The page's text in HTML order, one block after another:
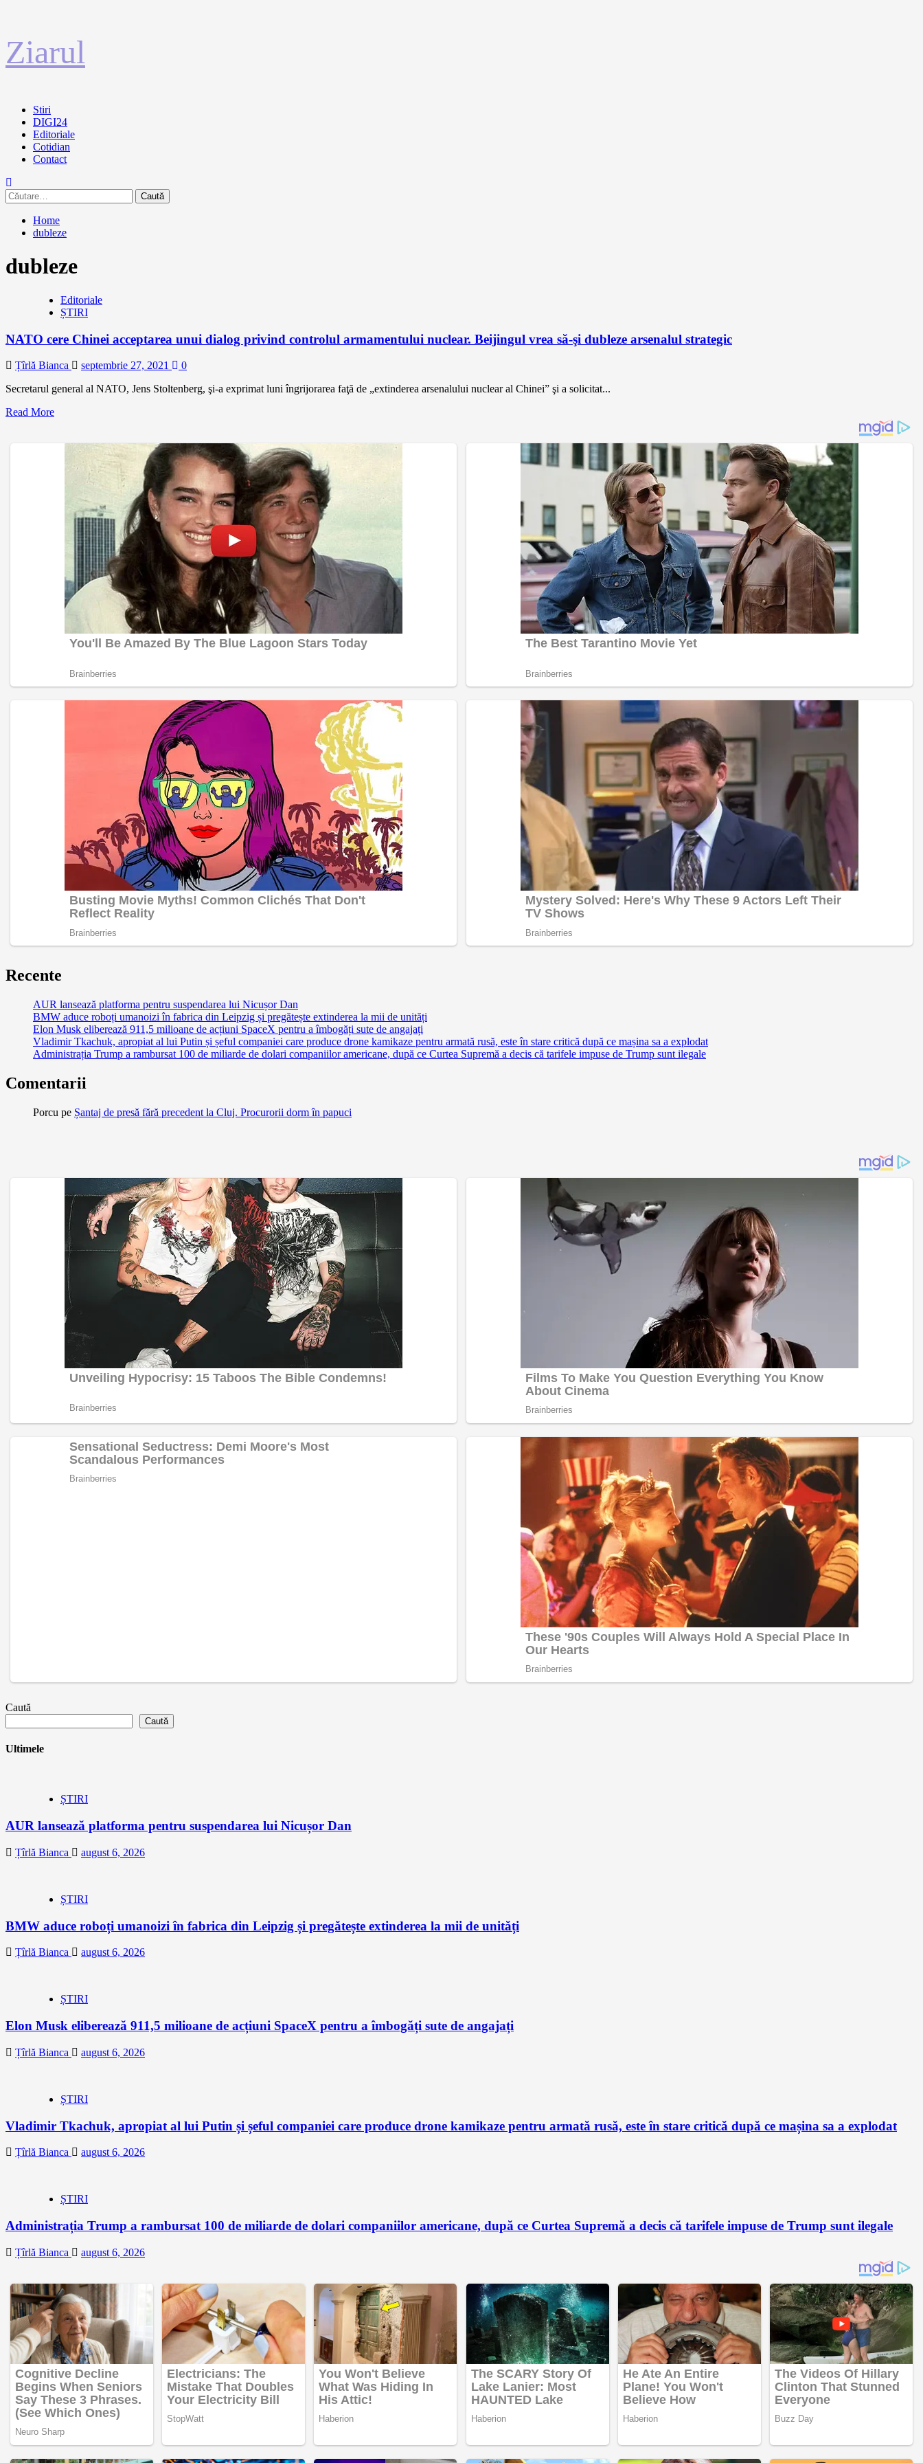
la
conținut
Ziarul
Primary
Menu
Stiri
DIGI24
Editoriale
Cotidian
Contact
Caută
după:
Home
dubleze
dubleze
Editoriale
ȘTIRI
NATO cere Chinei acceptarea unui dialog privind controlul armamentului nuclear. Beijingul vrea să-şi dubleze arsenalul strategic
Țîrlă Bianca septembrie 27, 2021
0
Secretarul general al NATO, Jens Stoltenberg, şi-a exprimat luni îngrijorarea faţă de „extinderea arsenalului nuclear al Chinei” şi a solicitat...
Read More
Recente
AUR lansează platforma pentru suspendarea lui Nicușor Dan
BMW aduce roboți umanoizi în fabrica din Leipzig și pregătește extinderea la mii de unități
Elon Musk eliberează 911,5 milioane de acțiuni SpaceX pentru a îmbogăți sute de angajați
Vladimir Tkachuk, apropiat al lui Putin și șeful companiei care produce drone kamikaze pentru armată rusă, este în stare critică după ce mașina sa a explodat
Administrația Trump a rambursat 100 de miliarde de dolari companiilor americane, după ce Curtea Supremă a decis că tarifele impuse de Trump sunt ilegale
Comentarii
Porcu pe Șantaj de presă fără precedent la Cluj. Procurorii dorm în papuci
Caută
Caută
Ultimele
ȘTIRI
AUR lansează platforma pentru suspendarea lui Nicușor Dan
Țîrlă Bianca august 6, 2026
ȘTIRI
BMW aduce roboți umanoizi în fabrica din Leipzig și pregătește extinderea la mii de unități
Țîrlă Bianca august 6, 2026
ȘTIRI
Elon Musk eliberează 911,5 milioane de acțiuni SpaceX pentru a îmbogăți sute de angajați
Țîrlă Bianca august 6, 2026
ȘTIRI
Vladimir Tkachuk, apropiat al lui Putin și șeful companiei care produce drone kamikaze pentru armată rusă, este în stare critică după ce mașina sa a explodat
Țîrlă Bianca august 6, 2026
ȘTIRI
Administrația Trump a rambursat 100 de miliarde de dolari companiilor americane, după ce Curtea Supremă a decis că tarifele impuse de Trump sunt ilegale
Țîrlă Bianca august 6, 2026